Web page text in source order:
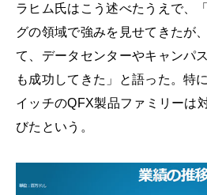
ラヒム氏はこう述べたうえで、
グの領域で強みを見せてきたが
て、データセンターやキャンパ
も成功してきた」と語った。特
イッチのQFX製品ファミリーは
びたという。